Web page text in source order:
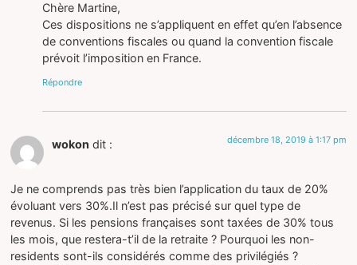
Chère Martine,
Ces dispositions ne s’appliquent en effet qu’en l’absence
de conventions fiscales ou quand la convention fiscale
prévoit l’imposition en France.
Répondre
wokon dit : décembre 18, 2019 à 1:17 pm
Je ne comprends pas très bien l’application du taux de 20%
évoluant vers 30%.Il n’est pas précisé sur quel type de
revenus. Si les pensions françaises sont taxées de 30% tous
les mois, que restera-t’il de la retraite ? Pourquoi les non-
residents sont-ils considérés comme des privilégiés ?